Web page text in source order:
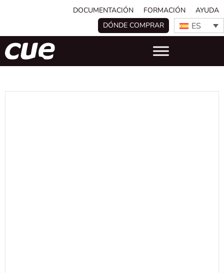
DOCUMENTACIÓN FORMACIÓN
AYUDA
DÓNDE COMPRAR
ES